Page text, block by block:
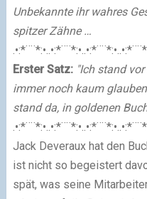
Unbekannte ihr wahres
spitzer Zähne …
Erster Satz: "Ich stand
immer noch kaum
stand da, in goldenen
Jack Deveraux hat den
ist nicht so begeistert
spät, was seine